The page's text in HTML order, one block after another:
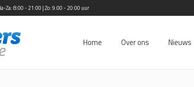
Za: 8:00 - 21:00 | Zo: 9:00 - 20:00 uur
Home Over ons Nieuws